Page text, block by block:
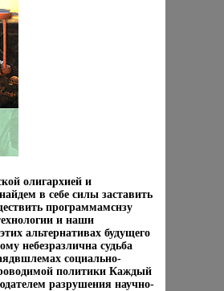
олигархией и
в себе силы заставить
программамснзу
и наши
альтернативах будущего
небезразлична судьба
социально-
политики Каждый
разрушения научно-